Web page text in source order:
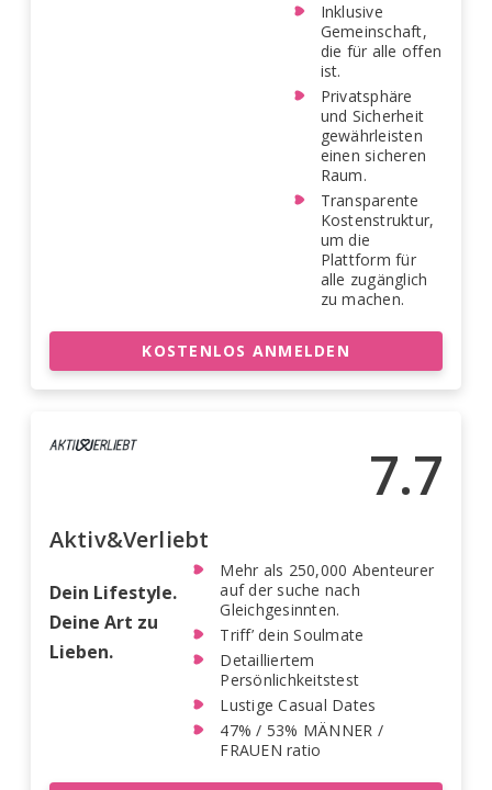
Inklusive
Gemeinschaft,
die für alle offen
ist.
Privatsphäre
und Sicherheit
gewährleisten
einen sicheren
Raum.
Transparente
Kostenstruktur,
um die
Plattform für
alle zugänglich
zu machen.
KOSTENLOS ANMELDEN
7.7
Aktiv&Verliebt
Dein Lifestyle.
Deine Art zu
Lieben.
Mehr als 250,000 Abenteurer
auf der suche nach
Gleichgesinnten.
Triff’ dein Soulmate
Detailliertem
Persönlichkeitstest
Lustige Casual Dates
47% / 53% MÄNNER /
FRAUEN ratio